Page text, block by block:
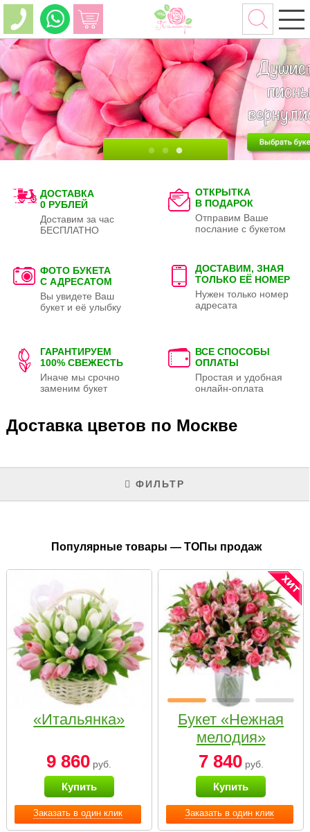
ДОСТАВКА
0 РУБЛЕЙ
Доставим за час
БЕСПЛАТНО
ОТКРЫТКА
В ПОДАРОК
Отправим Ваше
послание с букетом
ФОТО БУКЕТА
С АДРЕСАТОМ
Вы увидете Ваш
букет и её улыбку
ДОСТАВИМ, ЗНАЯ
ТОЛЬКО ЕЁ НОМЕР
Нужен только номер
адресата
ГАРАНТИРУЕМ
100% СВЕЖЕСТЬ
Иначе мы срочно
заменим букет
ВСЕ СПОСОБЫ
ОПЛАТЫ
Простая и удобная
онлайн-оплата
Доставка цветов по Москве
ФИЛЬТР
Популярные товары — ТОПы продаж
Заказать в один клик
«Итальянка»
9 860 руб.
Купить
Заказать в один клик
Букет «Нежная
мелодия»
7 840руб.
Купить